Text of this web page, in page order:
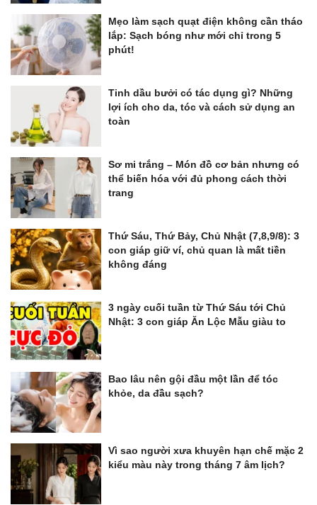
Mẹo làm sạch quạt điện không cần tháo
lắp: Sạch bóng như mới chỉ trong 5
phút!
Tinh dầu bưởi có tác dụng gì? Những
lợi ích cho da, tóc và cách sử dụng an
toàn
Sơ mi trắng – Món đồ cơ bản nhưng có
thể biến hóa với đủ phong cách thời
trang
Thứ Sáu, Thứ Bảy, Chủ Nhật (7,8,9/8): 3
con giáp giữ ví, chủ quan là mất tiền
không đáng
3 ngày cuối tuần từ Thứ Sáu tới Chủ
Nhật: 3 con giáp Ăn Lộc Mẫu giàu to
Bao lâu nên gội đầu một lần để tóc
khỏe, da đầu sạch?
Vì sao người xưa khuyên hạn chế mặc 2
kiểu màu này trong tháng 7 âm lịch?